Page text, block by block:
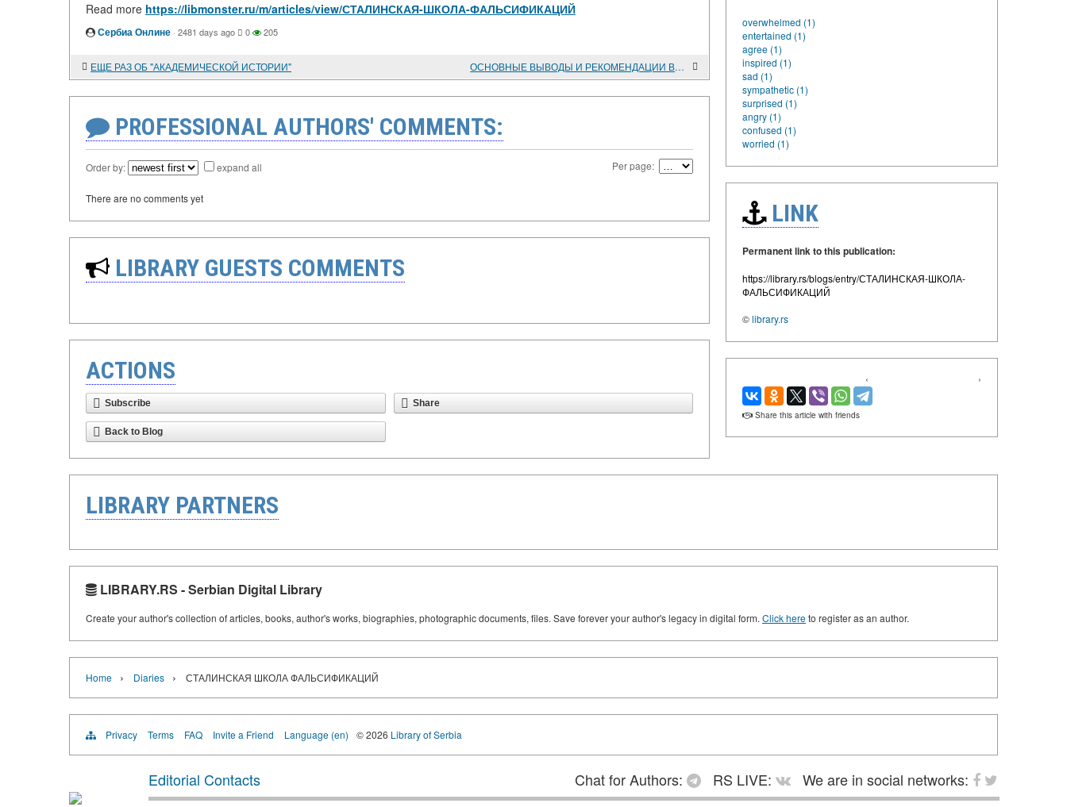
Read more https://libmonster.ru/m/articles/view/СТАЛИНСКАЯ-ШКОЛА-ФАЛЬСИФИКАЦИЙ
Сербиа Онлине · 2481 days ago 0 205
ЕЩЕ РАЗ ОБ "АКАДЕМИЧЕСКОЙ ИСТОРИИ" ОСНОВНЫЕ ВЫВОДЫ И РЕКОМЕНДАЦИИ ВСЕСОЮЗНОЙ НАУЧНОЙ КОНФЕРЕНЦИИ "НАРОДНО-ОСВОБОДИТЕЛЬНОЕ ДВИЖЕНИЕ ГОРЦЕВ ДАГЕСТАНА И ЧЕЧНИ в 20-50-х годах XIX в."
PROFESSIONAL AUTHORS' COMMENTS:
Order by: expand all Per page:
There are no comments yet
LIBRARY GUESTS COMMENTS
ACTIONS
Subscribe Share
Back to Blog
overwhelmed (1)
entertained (1)
agree (1)
inspired (1)
sad (1)
sympathetic (1)
surprised (1)
angry (1)
confused (1)
worried (1)
LINK
Permanent link to this publication:
https://library.rs/blogs/entry/СТАЛИНСКАЯ-ШКОЛА-
ФАЛЬСИФИКАЦИЙ
©library.rs
‹ ›
Share this article with friends
LIBRARY PARTNERS
LIBRARY.RS - Serbian Digital Library
Create your author's collection of articles, books, author's works, biographies, photographic documents, files. Save forever your author's legacy in digital form. Click hereto register as an author.
Home › Diaries › СТАЛИНСКАЯ ШКОЛА ФАЛЬСИФИКАЦИЙ
Privacy Terms FAQ Invite a Friend Language (en) © 2026 Library of Serbia
Editorial Contacts Chat for Authors: RS LIVE:
We are in social networks: